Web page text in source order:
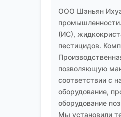
ООО Шэньян Ихуа
(ИС),
пестицидов.
позволяющую
соответствии с
оборудование,
оборудование
Мы установили